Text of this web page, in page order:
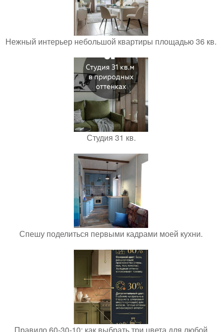
Нежный интерьер небольшой квартиры площадью 36 кв.
Студия 31 кв.
Спешу поделиться первыми кадрами моей кухни.